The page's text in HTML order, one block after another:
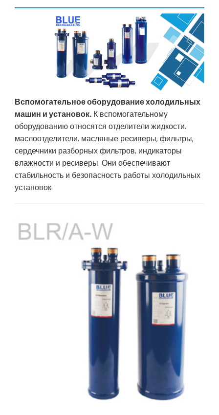
Вспомогательное оборудование холодильных
машин и установок. К вспомогательному
оборудованию относятся отделители жидкости,
маслоотделители, масляные ресиверы, фильтры,
сердечники разборных фильтров, индикаторы
влажности и ресиверы. Они обеспечивают
стабильность и безопасность работы холодильных
установок.